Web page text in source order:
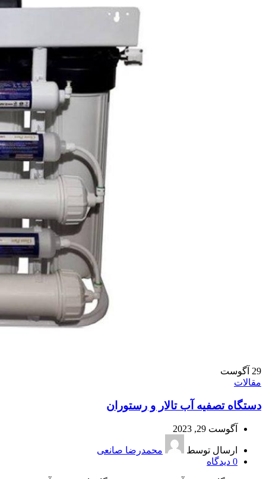
29 آگوست
مقالات
دستگاه تصفیه آب تالار و رستوران
آگوست 29, 2023
ارسال توسط
محمدرضا صانعی
0 دیدگاه